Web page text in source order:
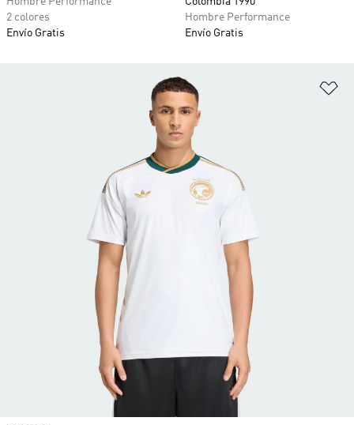
2 colores
Envío Gratis
Hombre Performance
Envío Gratis